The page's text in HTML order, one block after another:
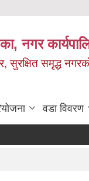
नगर
सुरक्षित समृद्ध
वडा विवरण